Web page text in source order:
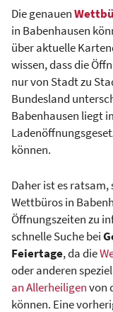
Die genauen
in Babenhausen
über aktuelle
wissen, dass die
nur von Stadt zu
Bundesland
Babenhausen liegt
können.
Daher ist es
Wettbüros in
Öffnungszeiten zu
schnelle Suche bei
Feiertage, da die
oder anderen
an Allerheiligenvon
können. Eine